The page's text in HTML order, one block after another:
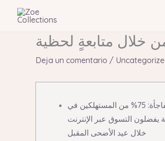
Deja un comentario /
مفاجأة: 75% من المستهلكين في
يفضلون التسوق عبر الإنترنت
خلال عيد الأضحى المقبل